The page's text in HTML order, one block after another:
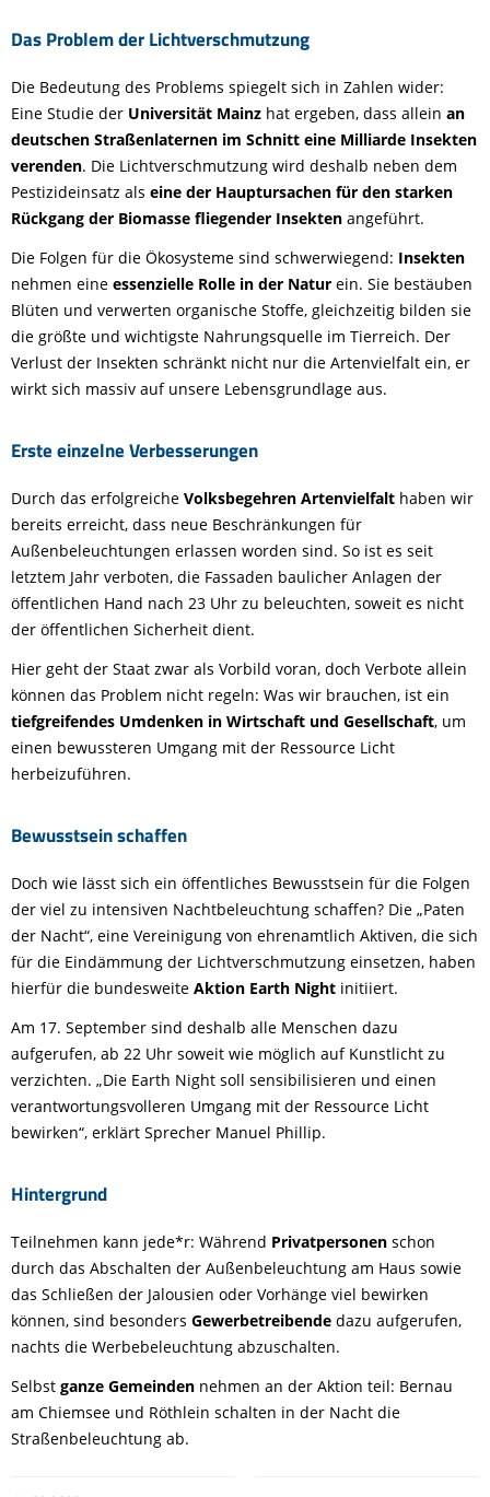
Das Problem der Lichtverschmutzung
Die Bedeutung des Problems spiegelt sich in Zahlen wider:
Eine Studie der Universität Mainz hat ergeben, dass allein an
deutschen Straßenlaternen im Schnitt eine Milliarde Insekten
verenden. Die Lichtverschmutzung wird deshalb neben dem
Pestizideinsatz als eine der Hauptursachen für den starken
Rückgang der Biomasse fliegender Insekten angeführt.
Die Folgen für die Ökosysteme sind schwerwiegend: Insekten
nehmen eine essenzielle Rolle in der Natur ein. Sie bestäuben
Blüten und verwerten organische Stoffe, gleichzeitig bilden sie
die größte und wichtigste Nahrungsquelle im Tierreich. Der
Verlust der Insekten schränkt nicht nur die Artenvielfalt ein, er
wirkt sich massiv auf unsere Lebensgrundlage aus.
Erste einzelne Verbesserungen
Durch das erfolgreiche Volksbegehren Artenvielfalt haben wir
bereits erreicht, dass neue Beschränkungen für
Außenbeleuchtungen erlassen worden sind. So ist es seit
letztem Jahr verboten, die Fassaden baulicher Anlagen der
öffentlichen Hand nach 23 Uhr zu beleuchten, soweit es nicht
der öffentlichen Sicherheit dient.
Hier geht der Staat zwar als Vorbild voran, doch Verbote allein
können das Problem nicht regeln: Was wir brauchen, ist ein
tiefgreifendes Umdenken in Wirtschaft und Gesellschaft, um
einen bewussteren Umgang mit der Ressource Licht
herbeizuführen.
Bewusstsein schaffen
Doch wie lässt sich ein öffentliches Bewusstsein für die Folgen
der viel zu intensiven Nachtbeleuchtung schaffen? Die „Paten
der Nacht“, eine Vereinigung von ehrenamtlich Aktiven, die sich
für die Eindämmung der Lichtverschmutzung einsetzen, haben
hierfür die bundesweite Aktion Earth Night initiiert.
Am 17. September sind deshalb alle Menschen dazu
aufgerufen, ab 22 Uhr soweit wie möglich auf Kunstlicht zu
verzichten. „Die Earth Night soll sensibilisieren und einen
verantwortungsvolleren Umgang mit der Ressource Licht
bewirken“, erklärt Sprecher Manuel Phillip.
Hintergrund
Teilnehmen kann jede*r: Während Privatpersonen schon
durch das Abschalten der Außenbeleuchtung am Haus sowie
das Schließen der Jalousien oder Vorhänge viel bewirken
können, sind besonders Gewerbetreibende dazu aufgerufen,
nachts die Werbebeleuchtung abzuschalten.
Selbst ganze Gemeinden nehmen an der Aktion teil: Bernau
am Chiemsee und Röthlein schalten in der Nacht die
Straßenbeleuchtung ab.